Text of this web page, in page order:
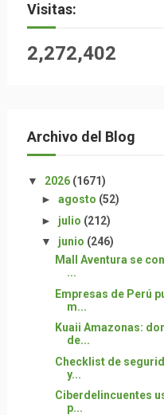
Visitas:
2,272,402
Archivo del Blog
▼ 2026 (1671)
► agosto (52)
► julio (212)
▼ junio (246)
Mall Aventura se
...
Empresas de Perú
m...
Kuaii Amazonas:
de...
Checklist de
y...
Ciberdelincuentes
p...